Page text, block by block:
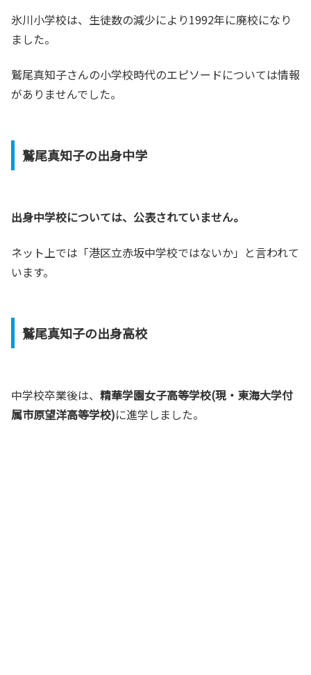
氷川小学校は、生徒数の減少により1992年に廃校になり
ました。
鷲尾真知子さんの小学校時代のエピソードについては情報
がありませんでした。
鷲尾真知子の出身中学
出身中学校については、公表されていません。
ネット上では「港区立赤坂中学校ではないか」と言われて
います。
鷲尾真知子の出身高校
中学校卒業後は、 精華学園女子高等学校(現・東海大学付
属市原望洋高等学校)に進学しました。